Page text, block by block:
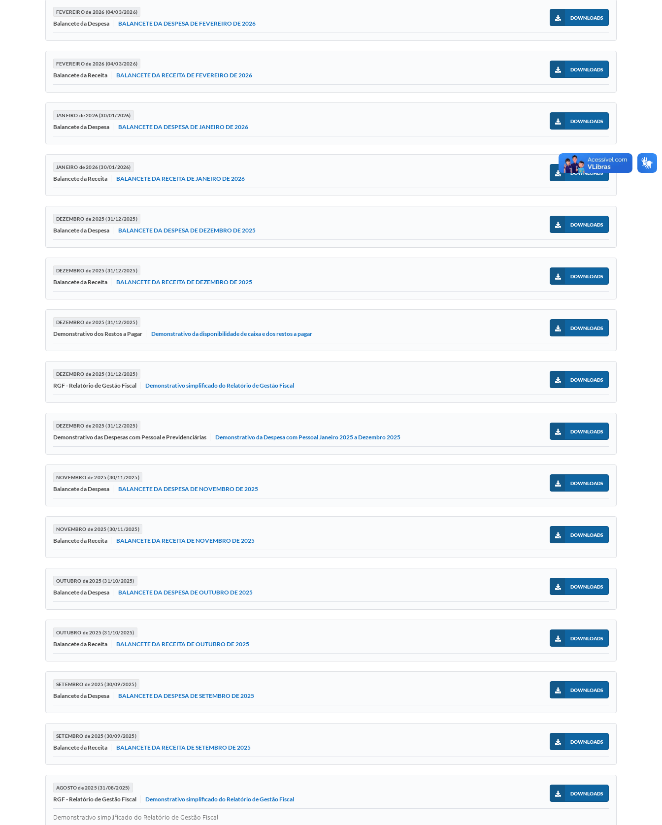
FEVEREIRO de 2026 (04/03/2026)
Balancete da Despesa BALANCETE DA DESPESA DE FEVEREIRO DE 2026
DOWNLOADS
FEVEREIRO de 2026 (04/03/2026)
Balancete da Receita BALANCETE DA RECEITA DE FEVEREIRO DE 2026
DOWNLOADS
JANEIRO de 2026 (30/01/2026)
Balancete da Despesa BALANCETE DA DESPESA DE JANEIRO DE 2026
DOWNLOADS
JANEIRO de 2026 (30/01/2026)
Balancete da Receita BALANCETE DA RECEITA DE JANEIRO DE 2026
DOWNLOADS
DEZEMBRO de 2025 (31/12/2025)
Balancete da Despesa BALANCETE DA DESPESA DE DEZEMBRO DE 2025
DOWNLOADS
DEZEMBRO de 2025 (31/12/2025)
Balancete da Receita BALANCETE DA RECEITA DE DEZEMBRO DE 2025
DOWNLOADS
DEZEMBRO de 2025 (31/12/2025)
Demonstrativo dos Restos a Pagar Demonstrativo da disponibilidade de caixa e dos restos a pagar
DOWNLOADS
DEZEMBRO de 2025 (31/12/2025)
RGF - Relatório de Gestão Fiscal Demonstrativo simplificado do Relatório de Gestão Fiscal
DOWNLOADS
DEZEMBRO de 2025 (31/12/2025)
Demonstrativo das Despesas com Pessoal e Previdenciárias Demonstrativo da Despesa com Pessoal Janeiro 2025 a Dezembro 2025
DOWNLOADS
NOVEMBRO de 2025 (30/11/2025)
Balancete da Despesa BALANCETE DA DESPESA DE NOVEMBRO DE 2025
DOWNLOADS
NOVEMBRO de 2025 (30/11/2025)
Balancete da Receita BALANCETE DA RECEITA DE NOVEMBRO DE 2025
DOWNLOADS
OUTUBRO de 2025 (31/10/2025)
Balancete da Despesa BALANCETE DA DESPESA DE OUTUBRO DE 2025
DOWNLOADS
OUTUBRO de 2025 (31/10/2025)
Balancete da Receita BALANCETE DA RECEITA DE OUTUBRO DE 2025
DOWNLOADS
SETEMBRO de 2025 (30/09/2025)
Balancete da Despesa BALANCETE DA DESPESA DE SETEMBRO DE 2025
DOWNLOADS
SETEMBRO de 2025 (30/09/2025)
Balancete da Receita BALANCETE DA RECEITA DE SETEMBRO DE 2025
DOWNLOADS
AGOSTO de 2025 (31/08/2025)
RGF - Relatório de Gestão Fiscal Demonstrativo simplificado do Relatório de Gestão Fiscal
DOWNLOADS
Demonstrativo simplificado do Relatório de Gestão Fiscal